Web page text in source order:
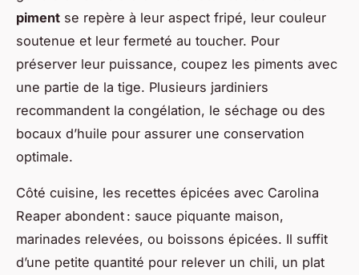
piment se repère à leur aspect fripé, leur couleur
soutenue et leur fermeté au toucher. Pour
préserver leur puissance, coupez les piments avec
une partie de la tige. Plusieurs jardiniers
recommandent la congélation, le séchage ou des
bocaux d’huile pour assurer une conservation
optimale.
Côté cuisine, les recettes épicées avec Carolina
Reaper abondent : sauce piquante maison,
marinades relevées, ou boissons épicées. Il suffit
d’une petite quantité pour relever un chili, un plat